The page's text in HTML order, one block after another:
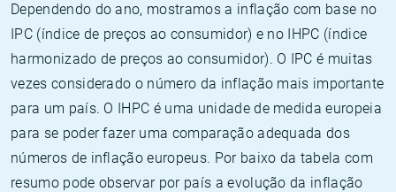
Dependendo do ano, mostramos a inflação com base no
IPC (índice de preços ao consumidor) e no IHPC (índice
harmonizado de preços ao consumidor). O IPC é muitas
vezes considerado o número da inflação mais importante
para um país. O IHPC é uma unidade de medida europeia
para se poder fazer uma comparação adequada dos
números de inflação europeus. Por baixo da tabela com
resumo pode observar por país a evolução da inflação